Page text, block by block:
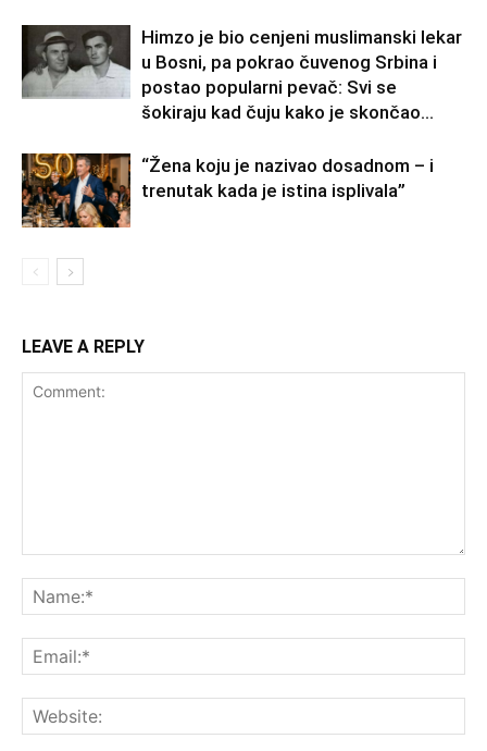
Himzo je bio cenjeni muslimanski lekar
u Bosni, pa pokrao čuvenog Srbina i
postao popularni pevač: Svi se
šokiraju kad čuju kako je skončao...
“Žena koju je nazivao dosadnom – i
trenutak kada je istina isplivala”
LEAVE A REPLY